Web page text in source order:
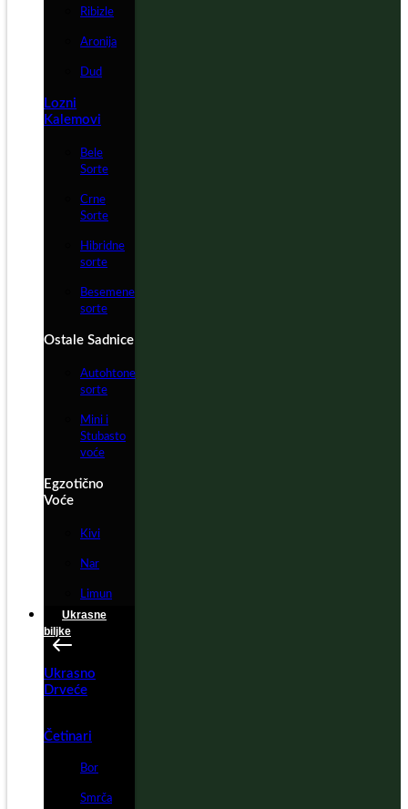
Ribizle
Aronija
Dud
Lozni
Kalemovi
Bele
Sorte
Crne
Sorte
Hibridne
sorte
Besemene
sorte
Ostale Sadnice
Autohtone
sorte
Mini i
Stubasto
voće
Egzotično
Voće
Kivi
Nar
Limun
Ukrasne
biljke
Ukrasno
Drveće
Četinari
Bor
Smrča